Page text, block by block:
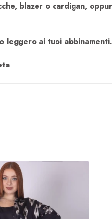
blazer o cardigan,
leggero ai tuoi abbinamenti.